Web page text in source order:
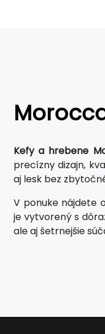
Kefy a hrebene
precízny dizajn,
aj lesk bez
V ponuke nájdete
je vytvorený s
ale aj šetrnejšie